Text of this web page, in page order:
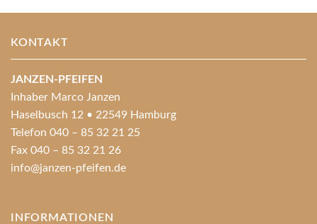
KONTAKT
JANZEN-PFEIFEN
Inhaber Marco Janzen
Haselbusch 12 • 22549 Hamburg
Telefon 040 – 85 32 21 25
Fax 040 – 85 32 21 26
info@janzen-pfeifen.de
INFORMATIONEN